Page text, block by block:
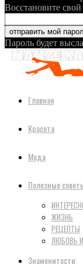
Восстановите
Пароль будет
Главная
Красота
Мода
Полезные
ЖИЗНЬ
РЕЦЕПТЫ
ЛЮБОВЬ
Знаменитости